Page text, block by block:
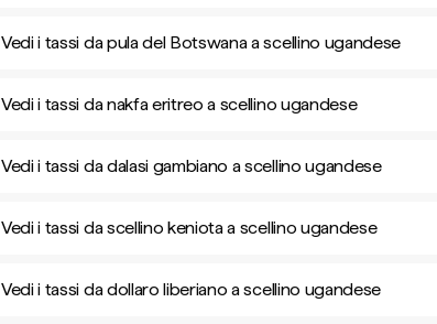
Vedi i tassi da pula del Botswana a scellino ugandese
Vedi i tassi da nakfa eritreo a scellino ugandese
Vedi i tassi da dalasi gambiano a scellino ugandese
Vedi i tassi da scellino keniota a scellino ugandese
Vedi i tassi da dollaro liberiano a scellino ugandese